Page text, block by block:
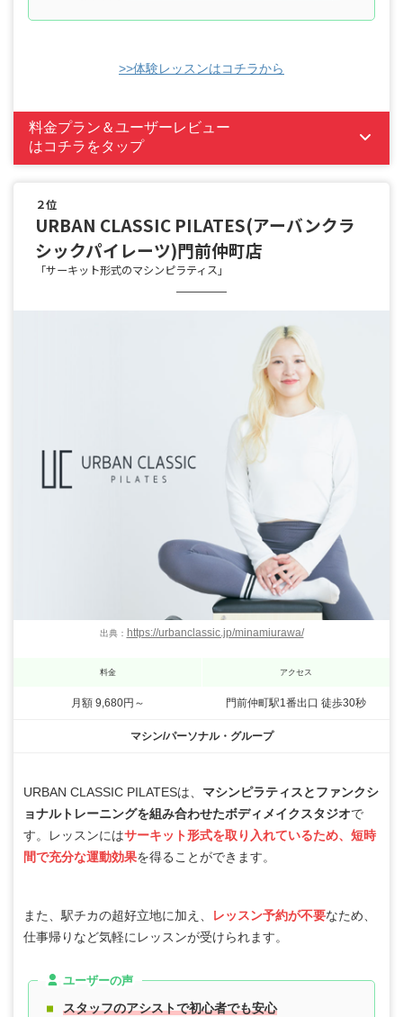
>>体験レッスンはコチラから
料金プラン＆ユーザーレビュー
はコチラをタップ
２位
URBAN CLASSIC PILATES(アーバンクラ
シックパイレーツ)門前仲町店
「サーキット形式のマシンピラティス」
出典： https://urbanclassic.jp/minamiurawa/
料金 アクセス
月額 9,680円～ 門前仲町駅1番出口 徒歩30秒
マシン/パーソナル・グループ
URBAN CLASSIC PILATESは、 マシンピラティスとファンクシ
ョナルトレーニングを組み合わせたボディメイクスタジオで
す。レッスンにはサーキット形式を取り入れているため、短時
間で充分な運動効果を得ることができます。
また、駅チカの超好立地に加え、 レッスン予約が不要なため、
仕事帰りなど気軽にレッスンが受けられます。
ユーザーの声
スタッフのアシストで初心者でも安心